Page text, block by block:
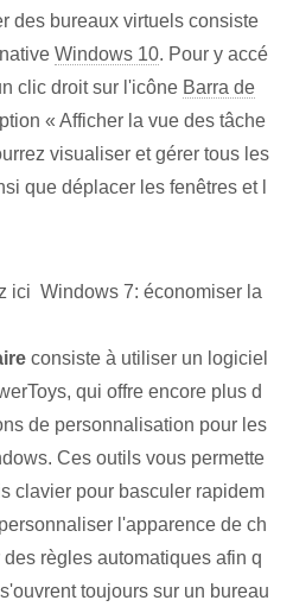
des bureaux virtuels consiste
Windows 10. Pour y accé
clic droit sur l'icône Barra de
« Afficher la vue des tâche
visualiser et gérer tous les
que déplacer les fenêtres et l
ici Windows 7: économiser la
consiste à utiliser un logiciel
qui offre encore plus d
de personnalisation pour les
Ces outils vous permette
clavier pour basculer rapidem
l'apparence de ch
règles automatiques afin q
toujours sur un bureau